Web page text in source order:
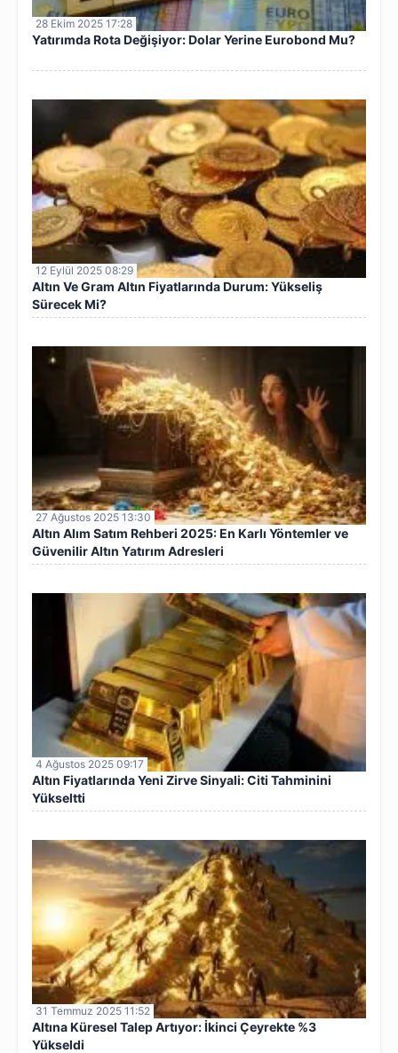
28 Ekim 2025 17:28
Yatırımda Rota Değişiyor: Dolar Yerine Eurobond Mu?
12 Eylül 2025 08:29
Altın Ve Gram Altın Fiyatlarında Durum: Yükseliş
Sürecek Mi?
27 Ağustos 2025 13:30
Altın Alım Satım Rehberi 2025: En Karlı Yöntemler ve
Güvenilir Altın Yatırım Adresleri
4 Ağustos 2025 09:17
Altın Fiyatlarında Yeni Zirve Sinyali: Citi Tahminini
Yükseltti
31 Temmuz 2025 11:52
Altına Küresel Talep Artıyor: İkinci Çeyrekte %3
Yükseldi